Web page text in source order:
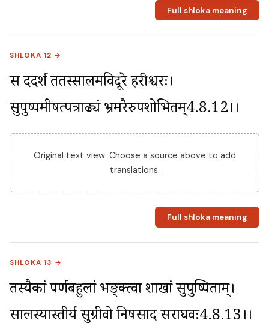
Full shloka meaning
SHLOKA 12 →
स ददर्श ततस्सालमविदूरे हरीश्वरः।
सुपुष्पमीषत्पत्राढ्यं भ्रमरैरुपशोभितम्4.8.12।।
Original text view. Choose a source above to add
translations.
Full shloka meaning
SHLOKA 13 →
तस्यैकां पर्णबहुलां भङ्क्त्वा शाखां सुपुष्पिताम्।
सालस्यास्तीर्य सुग्रीवो निषसाद सराघवः4.8.13।।